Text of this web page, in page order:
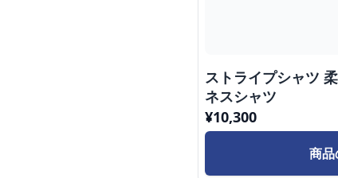
ストライプシャツ
ネスシャツ
¥10,300
商品